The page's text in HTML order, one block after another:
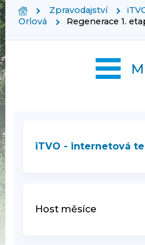
Zpravodajství
Orlová
Regenerace 1.
iTVO - internetová
Host měsíce